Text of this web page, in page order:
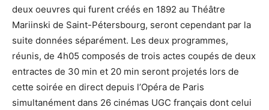
deux oeuvres qui furent créés en 1892 au Théâtre
Mariinski de Saint-Pétersbourg, seront cependant par la
suite données séparément. Les deux programmes,
réunis, de 4h05 composés de trois actes coupés de deux
entractes de 30 min et 20 min seront projetés lors de
cette soirée en direct depuis l’Opéra de Paris
simultanément dans 26 cinémas UGC français dont celui